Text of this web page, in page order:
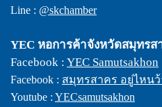
Line : @skchamber
YEC หอการค้าจังหวัดสมุทรส
Facebook : YEC Samutsakhon
Facebook : สมุทรสาคร อยู่ไหนว้
Youtube : YECsamutsakhon